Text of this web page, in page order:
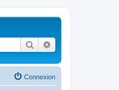
Rechercher
Connexion